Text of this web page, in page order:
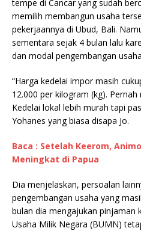
tempe di Cancar yang sudah
memilih membangun usaha
pekerjaannya di Ubud, Bali.
sementara sejak 4 bulan lalu
dan modal pengembangan
“Harga kedelai impor masih
12.000 per kilogram (kg).
Kedelai lokal lebih murah tapi
Yohanes yang biasa disapa Jo.
Baca : Setelah Keerom,
Meningkat di Papua
Dia menjelaskan, persoalan
pengembangan usaha yang
bulan dia mengajukan pinjaman
Usaha Milik Negara (BUMN)